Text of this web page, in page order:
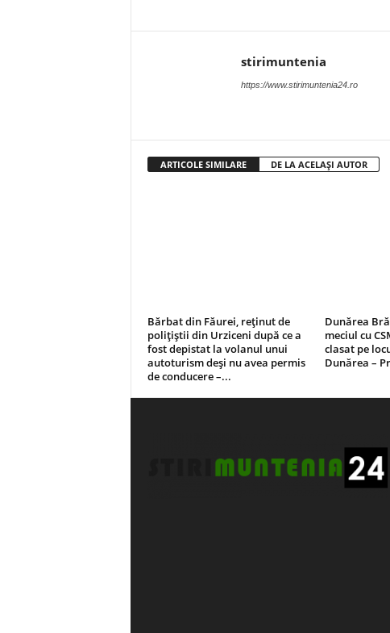
stirimuntenia
https://www.stirimuntenia24.ro
ARTICOLE SIMILARE DE LA ACELAȘI AUTOR
Bărbat din Făurei, reținut de
polițiștii din Urziceni după ce a
fost depistat la volanul unui
autoturism deși nu avea permis
de conducere –...
Dunărea
meciul cu
clasat pe
Dunărea –